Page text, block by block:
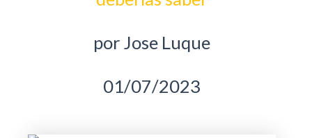
por Jose Luque
01/07/2023